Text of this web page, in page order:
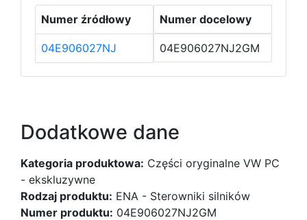
Numer źródłowy Numer docelowy
04E906027NJ 04E906027NJ2GM
Dodatkowe dane
Kategoria produktowa: Części oryginalne VW PC
- ekskluzywne
Rodzaj produktu: ENA - Sterowniki silników
Numer produktu: 04E906027NJ2GM